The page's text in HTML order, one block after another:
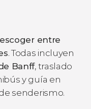
entre
. Todas incluyen
Banff, traslado
y guía en
senderismo.